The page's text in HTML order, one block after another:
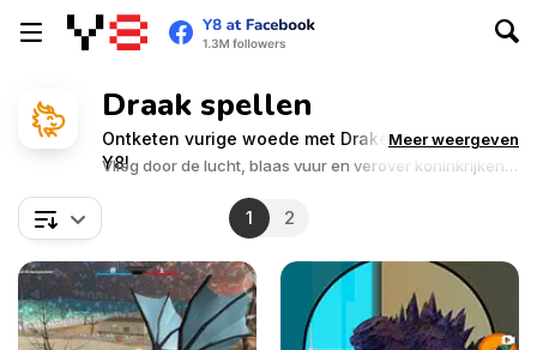
Draak spellen
Ontketen vurige woede met Draken spellen op
Y8!
Vlieg door de lucht, blaas vuur en verover koninkrijken
Meer weergeven
1 2